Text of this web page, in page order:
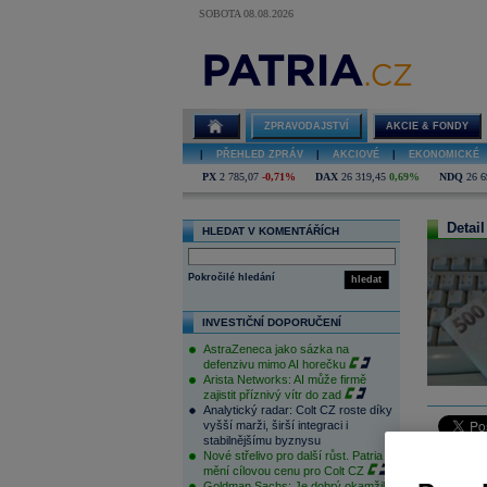
SOBOTA 08.08.2026
ZPRAVODAJSTVÍ AKCIE & FONDY
PŘEHLED ZPRÁV AKCIOVÉ EKONOMICKÉ
PX 2 785,07 -0,71% DAX 26 319,45 0,69% NDQ 26
HLEDAT V KOMENTÁŘÍCH
hledat
Pokročilé hledání
INVESTIČNÍ DOPORUČENÍ
AstraZeneca jako sázka na
defenzivu mimo AI horečku
Arista Networks: AI může firmě
zajistit příznivý vítr do zad
Analytický radar: Colt CZ roste díky
vyšší marži, širší integraci i
stabilnějšímu byznysu
Nové střelivo pro další růst. Patria
mění cílovou cenu pro Colt CZ